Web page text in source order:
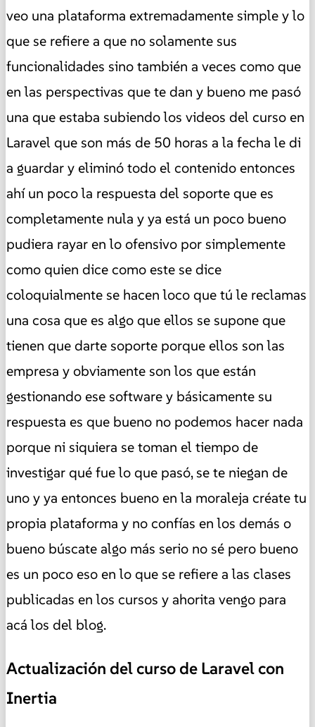
veo una plataforma extremadamente simple y lo
que se refiere a que no solamente sus
funcionalidades sino también a veces como que
en las perspectivas que te dan y bueno me pasó
una que estaba subiendo los videos del curso en
Laravel que son más de 50 horas a la fecha le di
a guardar y eliminó todo el contenido entonces
ahí un poco la respuesta del soporte que es
completamente nula y ya está un poco bueno
pudiera rayar en lo ofensivo por simplemente
como quien dice como este se dice
coloquialmente se hacen loco que tú le reclamas
una cosa que es algo que ellos se supone que
tienen que darte soporte porque ellos son las
empresa y obviamente son los que están
gestionando ese software y básicamente su
respuesta es que bueno no podemos hacer nada
porque ni siquiera se toman el tiempo de
investigar qué fue lo que pasó, se te niegan de
uno y ya entonces bueno en la moraleja créate tu
propia plataforma y no confías en los demás o
bueno búscate algo más serio no sé pero bueno
es un poco eso en lo que se refiere a las clases
publicadas en los cursos y ahorita vengo para
acá los del blog.
Actualización del curso de Laravel con
Inertia